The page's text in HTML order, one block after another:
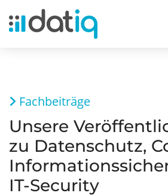
Fachbeiträge
Unsere
zu Datenschutz,
IT-Security